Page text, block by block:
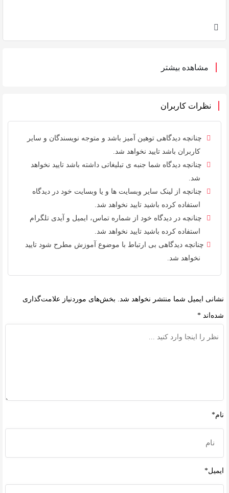
مشاهده بیشتر
نظرات کاربران
چنانچه دیدگاهی توهین آمیز باشد و متوجه نویسندگان و سایر
کاربران باشد تایید نخواهد شد.
چنانچه دیدگاه شما جنبه ی تبلیغاتی داشته باشد تایید نخواهد
شد.
چنانچه از لینک سایر وبسایت ها و یا وبسایت خود در دیدگاه
استفاده کرده باشید تایید نخواهد شد.
چنانچه در دیدگاه خود از شماره تماس، ایمیل و آیدی تلگرام
استفاده کرده باشید تایید نخواهد شد.
چنانچه دیدگاهی بی ارتباط با موضوع آموزش مطرح شود تایید
نخواهد شد.
نشانی ایمیل شما منتشر نخواهد شد. بخش‌های موردنیاز علامت‌گذاری
شده‌اند *
نام*
ایمیل*